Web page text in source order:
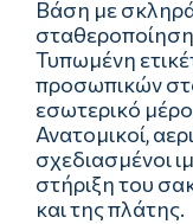
Βάση με
σταθεροποίηση
Τυπωμένη
προσωπικών
εσωτερικό
Ανατομικοί,
σχεδιασμένοι
στήριξη του
και της πλάτης.